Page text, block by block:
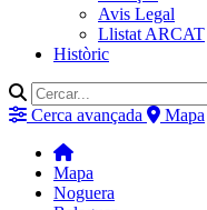
Avis Legal
Llistat ARCAT
Històric
Cerca avançada Mapa
Mapa
Noguera